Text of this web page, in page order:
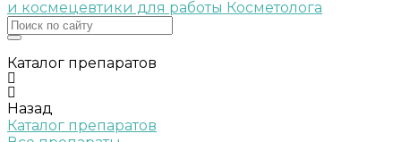
Каталог препаратов
Назад
Каталог препаратов